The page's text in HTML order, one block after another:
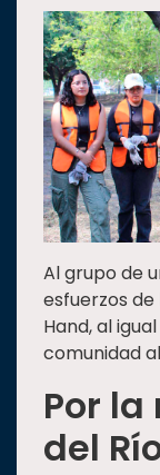
Al grupo de
esfuerzos
Hand, al
comunidad
Por
del